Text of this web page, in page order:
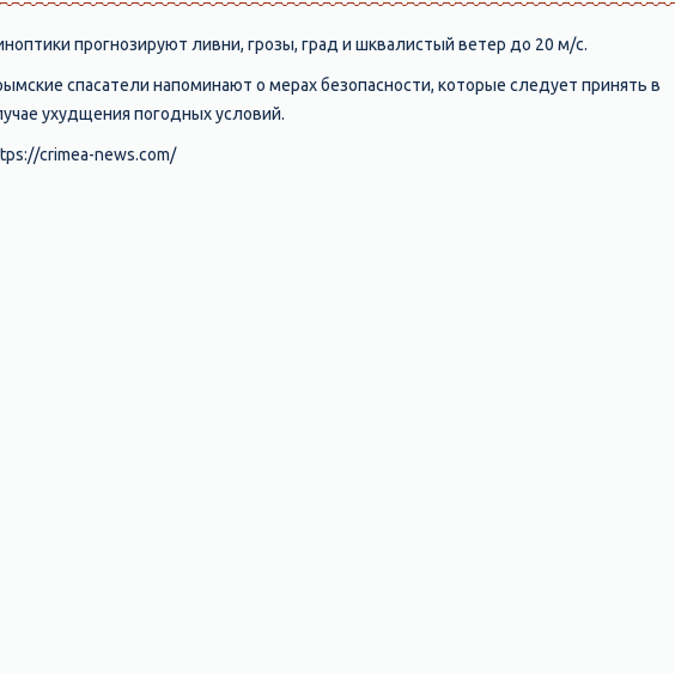
прогнозируют ливни, грозы, град и шквалистый ветер до 20 м/с.
спасатели напоминают о мерах безопасности, которые следует принять в
ухудщения погодных условий.
crimea-news.com/